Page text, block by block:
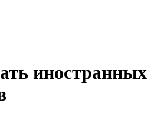
иностранных